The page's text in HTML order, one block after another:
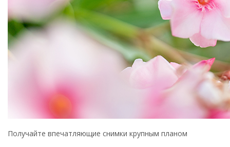
Получайте впечатляющие снимки крупным планом